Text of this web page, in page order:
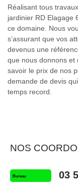
Réalisant tous
jardinier RD Elagage
ce domaine. Nous
s’assurant que vos
devenus une
que nous donnons et
savoir le prix de nos
demande de devis
temps record.
NOS
Bureau 03